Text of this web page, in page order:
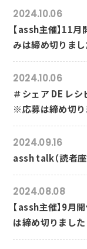
2024.10.06
【assh主催】11
みは締め切りまし
2024.10.06
＃シェア DE レ
※応募は締め切り
2024.09.16
assh talk（読者
2024.08.08
【assh主催】9月
は締め切りました